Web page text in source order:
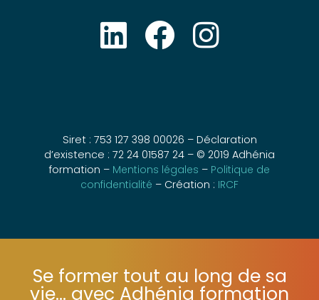
Siret : 753 127 398 00026 – Déclaration
d’existence : 72 24 01587 24 – © 2019 Adhénia
formation –Mentions légales– Politique de
Se former tout au long de sa